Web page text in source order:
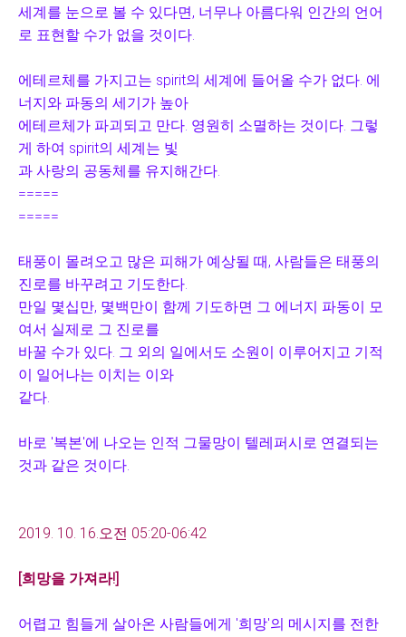
세계를 눈으로 볼 수 있다면, 너무나 아름다워 인간의 언어
로 표현할 수가 없을 것이다.
에테르체를 가지고는 spirit의 세계에 들어올 수가 없다. 에
너지와 파동의 세기가 높아
에테르체가 파괴되고 만다. 영원히 소멸하는 것이다. 그렇
게 하여 spirit의 세계는 빛
과 사랑의 공동체를 유지해간다.
=====
=====
태풍이 몰려오고 많은 피해가 예상될 때, 사람들은 태풍의
진로를 바꾸려고 기도한다.
만일 몇십만, 몇백만이 함께 기도하면 그 에너지 파동이 모
여서 실제로 그 진로를
바꿀 수가 있다. 그 외의 일에서도 소원이 이루어지고 기적
이 일어나는 이치는 이와
같다.
바로 '복본'에 나오는 인적 그물망이 텔레퍼시로 연결되는
것과 같은 것이다.
2019. 10. 16.오전 05:20-06:42
[희망을 가져라!]
어렵고 힘들게 살아온 사람들에게 '희망'의 메시지를 전한